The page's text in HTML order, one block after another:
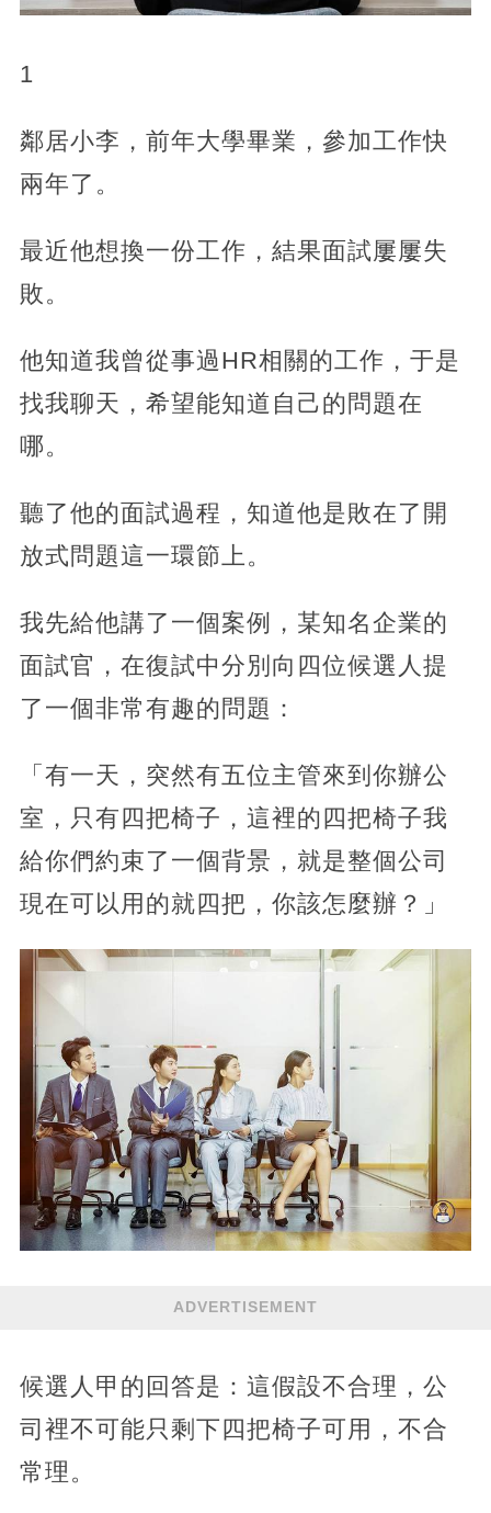
1
鄰居小李，前年大學畢業，參加工作快
兩年了。
最近他想換一份工作，結果面試屢屢失
敗。
他知道我曾從事過HR相關的工作，于是
找我聊天，希望能知道自己的問題在
哪。
聽了他的面試過程，知道他是敗在了開
放式問題這一環節上。
我先給他講了一個案例，某知名企業的
面試官，在復試中分別向四位候選人提
了一個非常有趣的問題：
「有一天，突然有五位主管來到你辦公
室，只有四把椅子，這裡的四把椅子我
給你們約束了一個背景，就是整個公司
現在可以用的就四把，你該怎麼辦？」
ADVERTISEMENT
候選人甲的回答是：這假設不合理，公
司裡不可能只剩下四把椅子可用，不合
常理。